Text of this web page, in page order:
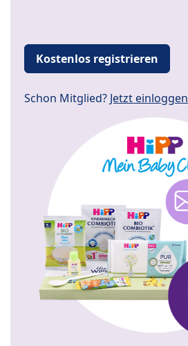
Kostenlos registrieren
Schon Mitglied? Jetzt einloggen